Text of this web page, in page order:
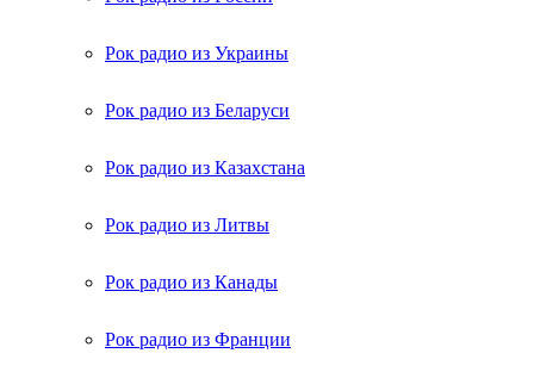
Рок радио из Украины
Рок радио из Беларуси
Рок радио из Казахстана
Рок радио из Литвы
Рок радио из Канады
Рок радио из Франции